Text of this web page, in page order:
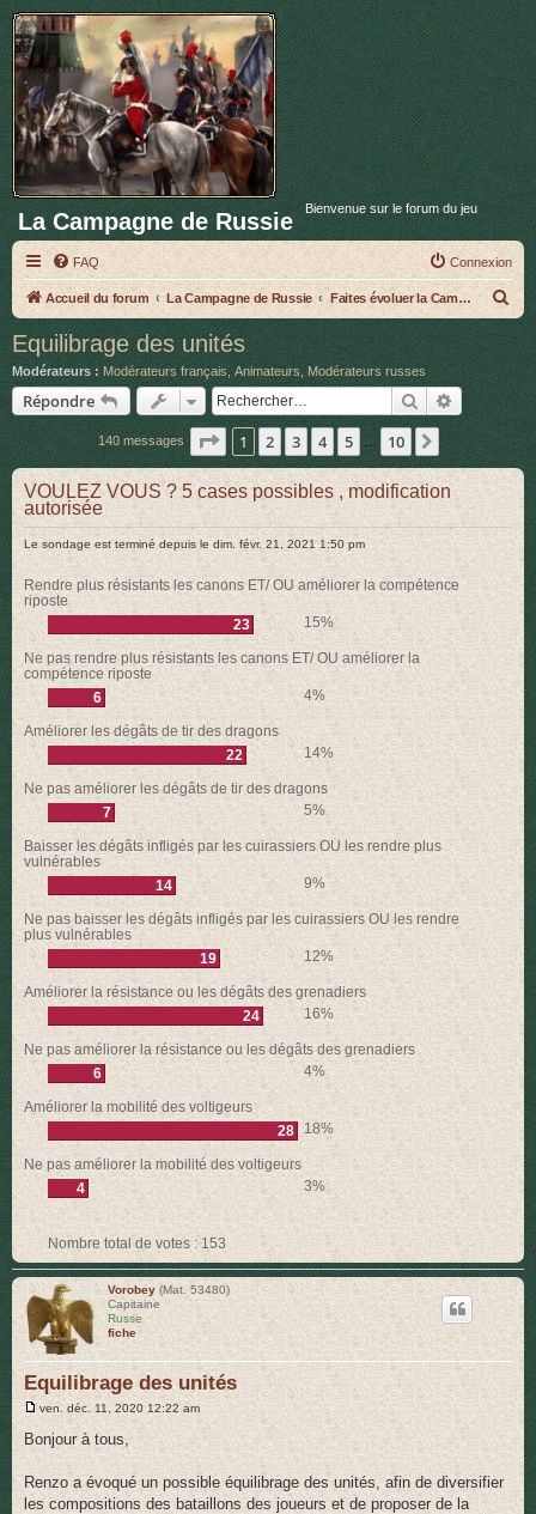
La Campagne de Russie Bienvenue sur le forum du jeu
FAQ Connexion
Accueil du forum La Campagne de Russie Faites évoluer la Campagne de Russie
e
c
c
h
e
Equilibrage des unités
Modérateurs : Modérateurs français, Animateurs ,Modérateurs russes
Répondre Rechercher
140 messages Page 1sur10
1 2 3 4 5 10 Suivant
VOULEZ VOUS ? 5 cases possibles , modification
autorisée
Le sondage est terminé depuis le dim. févr. 21, 2021 1:50 pm
Rendre plus résistants les canons ET/ OU améliorer la compétence
riposte
23
15%
Ne pas rendre plus résistants les canons ET/ OU améliorer la
compétence riposte
6
4%
Améliorer les dégâts de tir des dragons
22
14%
Ne pas améliorer les dégâts de tir des dragons
7
5%
Baisser les dégâts infligés par les cuirassiers OU les rendre plus
vulnérables
14
9%
Ne pas baisser les dégâts infligés par les cuirassiers OU les rendre
plus vulnérables
19
12%
Améliorer la résistance ou les dégâts des grenadiers
24
16%
Ne pas améliorer la résistance ou les dégâts des grenadiers
6
4%
Améliorer la mobilité des voltigeurs
28
18%
Ne pas améliorer la mobilité des voltigeurs
4
3%
Nombre total de votes : 153
Vorobey (Mat. 53480)
Capitaine
Russe
fiche
Equilibrage des unités
M
s
g
ven. déc. 11, 2020 12:22 am
Bonjour à tous,
Renzo a évoqué un possible équilibrage des unités, afin de diversifier
les compositions des bataillons des joueurs et de proposer de la